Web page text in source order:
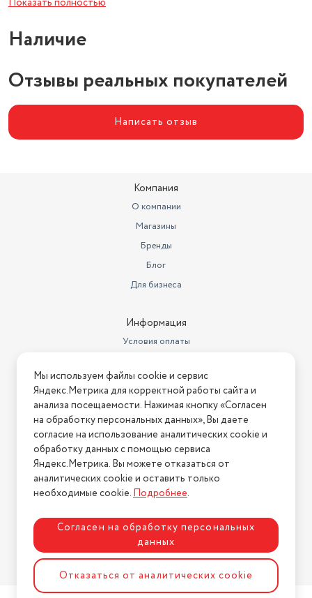
Диаметр
Показать полностью
Наличие
Отзывы реальных покупателей
Написать отзыв
Компания
О компании
Магазины
Бренды
Блог
Для бизнеса
Информация
Условия оплаты
Условия возврата
Нашли ошибку на сайте? Напишите нам
2026 © Интернет-магазин "АстМаркет". У нас есть всё!
Политика конфиденциальности
Разработка сайтаASTDESIGN
Мы используем файлы cookie и сервис
Яндекс.Метрика для корректной работы сайта и
анализа посещаемости. Нажимая кнопку «Согласен
на обработку персональных данных», Вы даете
согласие на использование аналитических cookie и
обработку данных с помощью сервиса
Яндекс.Метрика. Вы можете отказаться от
аналитических cookie и оставить только
необходимые cookie.Подробнее.
Согласен на обработку персональных
данных
Отказаться от аналитических cookie